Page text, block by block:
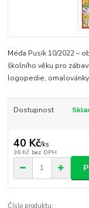
Méďa Pusík 10/2022 –
školního věku pro
logopedie,
Dostupnost
40 Kč/ks
36 Kč bez DPH
Číslo produktu: